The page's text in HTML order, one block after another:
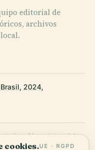
editorial de
archivos
2024,
Brasília celebra 64
cookies.UE · RGPD